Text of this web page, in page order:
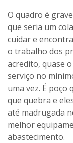
O quadro é
que seria um
cuidar e
o trabalho dos
acredito, quase
serviço no
uma vez. É
que quebra e
até madrugada
melhor
abastecimento.